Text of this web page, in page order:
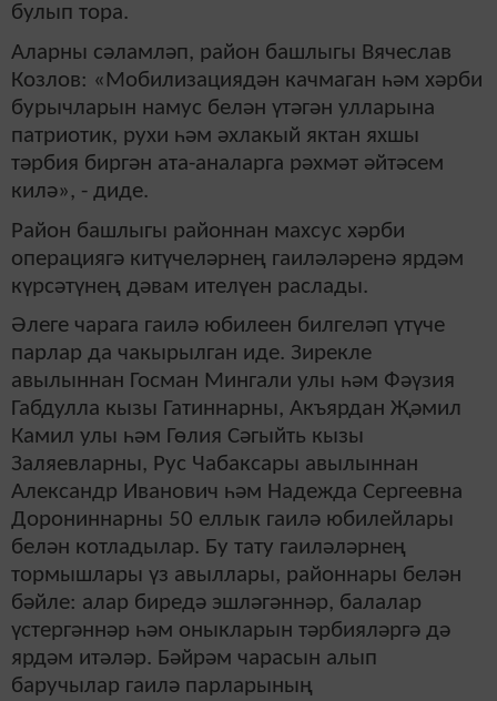
булып тора.
Аларны сәламләп, район башлыгы Вячеслав
Козлов: «Мобилизациядән качмаган һәм хәрби
бурычларын намус белән үтәгән улларына
патриотик, рухи һәм әхлакый яктан яхшы
тәрбия биргән ата-аналарга рәхмәт әйтәсем
килә», - диде.
Район башлыгы районнан махсус хәрби
операциягә китүчеләрнең гаиләләренә ярдәм
күрсәтүнең дәвам ителүен раслады.
Әлеге чарага гаилә юбилеен билгеләп үтүче
парлар да чакырылган иде. Зирекле
авылыннан Госман Мингали улы һәм Фәүзия
Габдулла кызы Гатиннарны, Акъярдан Җәмил
Камил улы һәм Гөлия Сәгыйть кызы
Заляевларны, Рус Чабаксары авылыннан
Александр Иванович һәм Надежда Сергеевна
Дорониннарны 50 еллык гаилә юбилейлары
белән котладылар. Бу тату гаиләләрнең
тормышлары үз авыллары, районнары белән
бәйле: алар биредә эшләгәннәр, балалар
үстергәннәр һәм оныкларын тәрбияләргә дә
ярдәм итәләр. Бәйрәм чарасын алып
баручылар гаилә парларының